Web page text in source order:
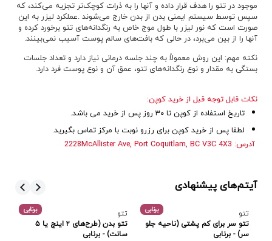
موجود در تتو را هدف قرار داده و آنها را به ذرات کوچک‌تر تجزیه می‌کند، که
سپس توسط سیستم ایمنی بدن از بدن خارج می‌شوند.عملکرد لیزر به این
صورت است که نور لیزر با طول موج خاص به رنگدانه‌های تتو برخورد کرده و
آنها را از بین می‌برد، در حالی که بافت‌های سالم پوست آسیب نمی‌بینند.
نکته مهم: این روش معمولاً به چند جلسه درمانی نیاز دارد و تعداد جلسات
بستگی به مقدار و نوع رنگدانه‌های تتو، عمق آن و نوع پوست فرد دارد.
نکات قابل توجه قبل از خرید کوپن:
تاریخ استفاده از کوپن تا ۳۰ روز پس از خرید می باشد.
لطفا پس از خرید کوپن برای رزرو نوبت با مرکز تماس بگیرید.
آدرس: 2228McAllister Ave, Port Coquitlam, BC V3C 4X3
آیتم‌های پیشنهادی
برنابی
تتو
تتو سر برای کم پشتی (ناحیه جلو
سر) - برنابی
برنابی
تتو
تتو بدن (طرح‌های ۲ اینچ یا ۵
سانت) - برنابی